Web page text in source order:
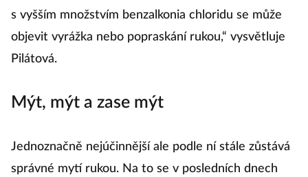
s vyšším množstvím benzalkonia chloridu se může
objevit vyrážka nebo popraskání rukou,“ vysvětluje
Pilátová.
Mýt, mýt a zase mýt
Jednoznačně nejúčinnější ale podle ní stále zůstává
správné mytí rukou. Na to se v posledních dnech